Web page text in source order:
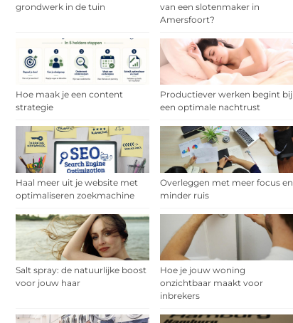
grondwerk in de tuin
van een slotenmaker in
Amersfoort?
Hoe maak je een content
strategie
Productiever werken begint bij
een optimale nachtrust
Haal meer uit je website met
optimaliseren zoekmachine
Overleggen met meer focus en
minder ruis
Salt spray: de natuurlijke boost
voor jouw haar
Hoe je jouw woning
onzichtbaar maakt voor
inbrekers